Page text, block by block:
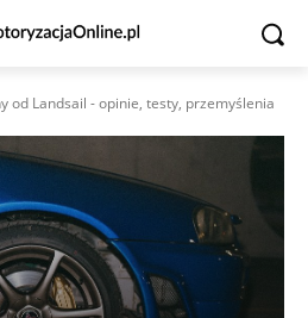
od Landsail - opinie, testy, przemyślenia